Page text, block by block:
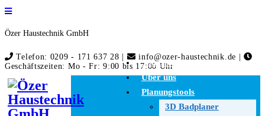
Özer Haustechnik GmbH
Telefon: 0209 - 171 637 28 |
info@ozer-haustechnik.de |
Geschäftszeiten: Mo - Fr: 9:00 bis 17:00 Uhr
Startseite
Über uns
Planungstools
3D Badplaner